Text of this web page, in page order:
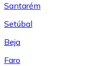
Santarém
Setúbal
Beja
Faro